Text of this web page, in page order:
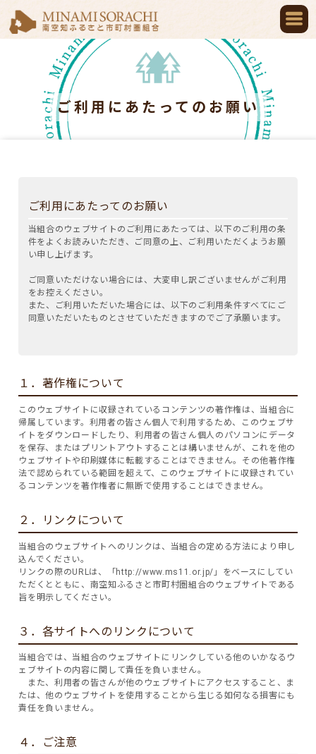
ご利用にあたってのお願い
ご利用にあたってのお願い
当組合のウェブサイトのご利用にあたっては、以下のご利用の条
件をよくお読みいただき、ご同意の上、ご利用いただくようお願
い申し上げます。
ご同意いただけない場合には、大変申し訳ございませんがご利用
をお控えください。
また、ご利用いただいた場合には、以下のご利用条件すべてにご
同意いただいたものとさせていただきますのでご了承願います。
１．著作権について
このウェブサイトに収録されているコンテンツの著作権は、当組合に
帰属しています。利用者の皆さん個人で利用するため、このウェブサ
イトをダウンロードしたり、利用者の皆さん個人のパソコンにデータ
を保存、またはプリントアウトすることは構いませんが、これを他の
ウェブサイトや印刷媒体に転載することはできません。その他著作権
法で認められている範囲を超えて、このウェブサイトに収録されてい
るコンテンツを著作権者に無断で使用することはできません。
２．リンクについて
当組合のウェブサイトへのリンクは、当組合の定める方法により申し
込んでください。
リンクの際のURLは、「http://www.ms11.or.jp/ 」をベースにしてい
ただくとともに、南空知ふるさと市町村圏組合のウェブサイトである
旨を明示してください。
３．各サイトへのリンクについて
当組合では、当組合のウェブサイトにリンクしている他のいかなるウ
ェブサイトの内容に関して責任を負いません。
また、利用者の皆さんが他のウェブサイトにアクセスすること、ま
たは、他のウェブサイトを使用することから生じる如何なる損害にも
責任を負いません。
４．ご注意